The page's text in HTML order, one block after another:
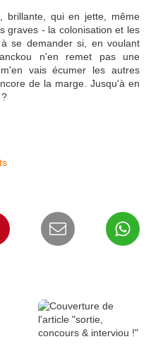
brillante, qui en jette, même
graves - la colonisation et les
se demander si, en voulant
n'en remet pas une
vais écumer les autres
de la marge. Jusqu'à en